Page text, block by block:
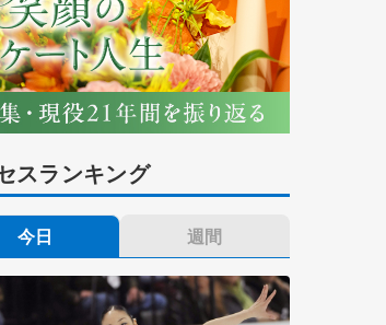
スランキング
今日 週間